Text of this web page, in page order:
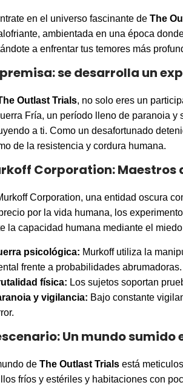
en el universo fascinante de The
ambientada en una época
a enfrentar tus temores más
se desarrolla un
Outlast Trials, no solo eres un
Fría, un período lleno de paranoia
a ti. Como un desafortunado
de la resistencia y cordura humana.
Corporation: Maestros
Corporation, una entidad oscura
por la vida humana, los
la capacidad humana mediante el
psicológica: Murkoff utiliza la
frente a probabilidades abrumadoras.
física: Los sujetos soportan
y vigilancia: Bajo constante
Un mundo sumido
de The Outlast Trials está
fríos y estériles y habitaciones con